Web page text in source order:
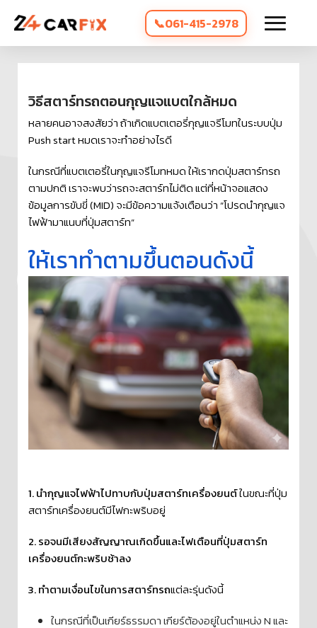
061-415-2978
วิธีสตาร์ทรถตอนกุญแจแบตใกล้หมด
หลายคนอาจสงสัยว่า ถ้าเกิดแบตเตอรี่กุญแจรีโมทในระบบปุ่ม
Push start หมดเราจะทำอย่างไรดี
ในกรณีที่แบตเตอรี่ในกุญแจรีโมทหมด ให้เรากดปุ่มสตาร์ทรถ
ตามปกติ เราจะพบว่ารถจะสตาร์ทไม่ติด แต่ที่หน้าจอแสดง
ข้อมูลการขับขี่ (MID) จะมีข้อความแจ้งเตือนว่า “โปรดนำกุญแจ
ไฟฟ้ามาแนบที่ปุ่มสตาร์ท”
ให้เราทำตามขึ้นตอนดังนี้
1. นำกุญแจไฟฟ้าไปทาบกับปุ่มสตาร์ทเครื่องยนต์ในขณะที่ปุ่ม
สตาร์ทเครื่องยนต์มีไฟกะพริบอยู่
2. รอจนมีเสียงสัญญาณเกิดขึ้นและไฟเตือนที่ปุ่มสตาร์ท
เครื่องยนต์กะพริบช้าลง
3. ทำตามเงื่อนไขในการสตาร์ทรถแต่ละรุ่นดังนี้
ในกรณีที่เป็นเกียร์ธรรมดา เกียร์ต้องอยู่ในตำแหน่ง N และ